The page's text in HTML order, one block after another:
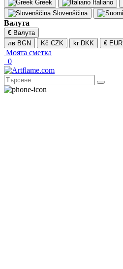
Greek
Italiano
Slovenščina
Валута
€ Валута
лв BGN
Kč CZK kr DKK € EUR
Моята сметка
0